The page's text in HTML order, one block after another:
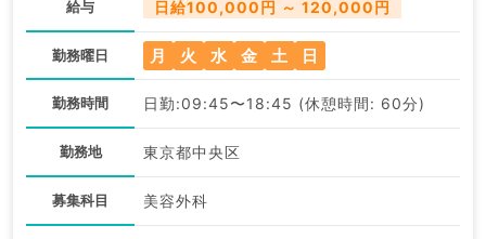
給与 日給100,000円 ～ 120,000円
勤務曜日 月 火 水 金 土 日
勤務時間 日勤:09:45〜18:45 (休憩時間: 60分)
勤務地 東京都中央区
募集科目 美容外科